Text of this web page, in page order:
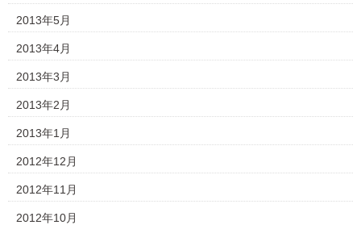
2013年5月
2013年4月
2013年3月
2013年2月
2013年1月
2012年12月
2012年11月
2012年10月